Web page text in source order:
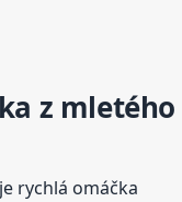
z mletého
je rychlá omáčka